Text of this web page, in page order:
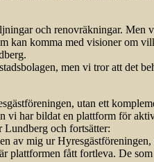
och renovräkningar. Men
kan komma med visioner
men vi tror att det
utan ett
vi har bildat en plattform för
Lundberg och fortsätter:
av mig ur
plattformen fått fortleva. De